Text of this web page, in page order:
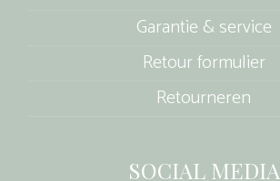
Garantie & service
Retour formulier
Retourneren
SOCIAL MEDIA